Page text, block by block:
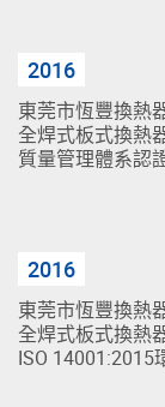
2016
東莞市恆豐換熱
全焊式板式換熱
質量管理體系認
2016
東莞市恆豐換熱
全焊式板式換熱
ISO 14001:2015